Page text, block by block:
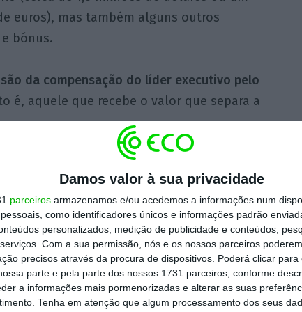
Damos valor à sua privacidade
parceiros armazenamos e/ou acedemos a informações num
como identificadores únicos e informações padrão
personalizados, medição de publicidade e conteúdos,
Com a sua permissão, nós e os nossos parceiros
precisos através da procura de dispositivos. Poderá clicar para
parte e pela parte dos nossos 1731 parceiros, conforme
a informações mais pormenorizadas e alterar as suas
Tenha em atenção que algum processamento dos seus
euros), mas também alguns outros
bónus.
da compensação do líder executivo pelo
é, aquele que recebe o valor que separa a
mais grave do que aquele
Estados Unidos. Segundo um estudo da
agregadas pelo índice S&P 500
médio das empresas das quais fazem
McDonalds,entre as empresas nas quais a